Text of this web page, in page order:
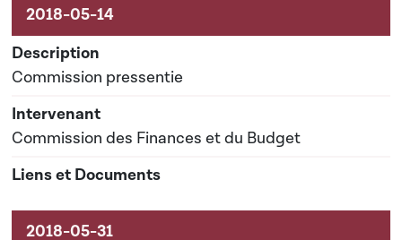
Commission pressentie
Commission des Finances et du Budget